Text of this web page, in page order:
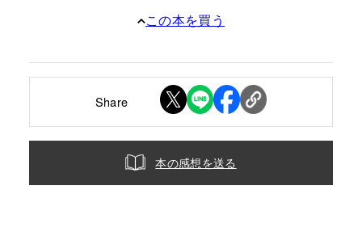
この本を買う
Share
本の感想を送る